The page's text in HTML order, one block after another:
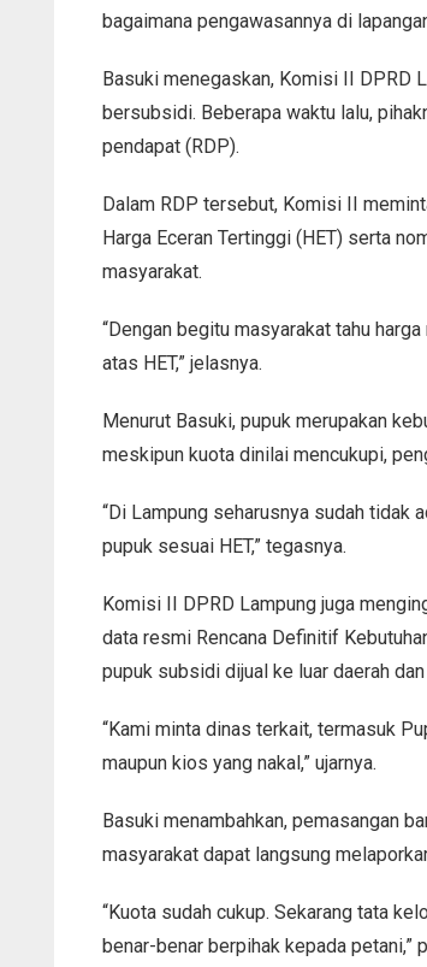
bagaimana pengawasannya di
Basuki menegaskan, Komisi II DPRD
bersubsidi. Beberapa waktu lalu,
pendapat (RDP).
Dalam RDP tersebut, Komisi II
Harga Eceran Tertinggi (HET) serta
masyarakat.
“Dengan begitu masyarakat tahu
atas HET,” jelasnya.
Menurut Basuki, pupuk merupakan
meskipun kuota dinilai mencukupi,
“Di Lampung seharusnya sudah tidak
pupuk sesuai HET,” tegasnya.
Komisi II DPRD Lampung juga
data resmi Rencana Definitif
pupuk subsidi dijual ke luar daerah
“Kami minta dinas terkait, termasuk
maupun kios yang nakal,” ujarnya.
Basuki menambahkan, pemasangan
masyarakat dapat langsung
“Kuota sudah cukup. Sekarang tata
benar-benar berpihak kepada petani,”